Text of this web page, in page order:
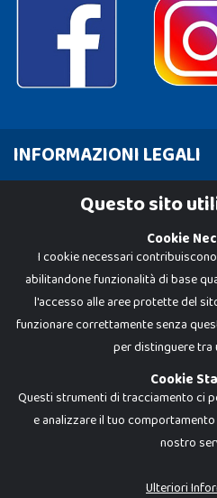
INFORMAZIONI LEGALI
Cookie Policy
Dadi e Mattoncini è un brand di
I prezzi e le promozioni pubblicate
Questo sito
Cookie
I cookie necessari
abilitandone funzionalità di base
l'accesso alle aree protette del
funzionare correttamente senza
per distinguere tra
Cookie
Questi strumenti di tracciamento ci
e analizzare il tuo
nostro
Ulteriori